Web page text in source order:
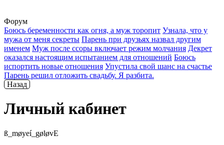
Форум
Боюсь беременности как огня, а муж торопит Узнала, что у
мужа от меня секреты Парень при друзьях назвал другим
именем Муж после ссоры включает режим молчания Декрет
оказался настоящим испытанием для отношений Боюсь
испортить новые отношения Упустила свой шанс на счастье
Парень решил отложить свадьбу. Я разбита.
Назад
Личный кабинет
ß_møyeí_gøløvE